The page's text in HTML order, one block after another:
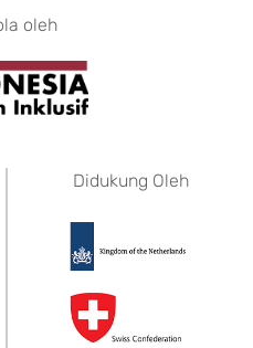
oleh
Didukung Oleh